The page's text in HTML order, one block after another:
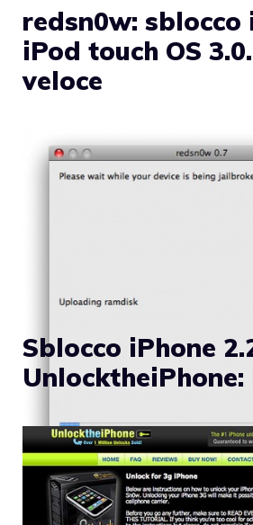
redsn0w: sblocco
iPod touch OS
veloce
Sblocco iPhone